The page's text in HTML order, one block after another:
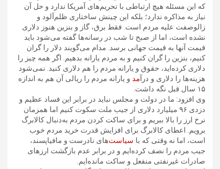
که این مسئله هیچ ارتباطی با تحریم‌های آمریکا ندارد و حل آن
نیاز به مذاکره ندارد؛ بلکه این چینش ساختاری ظلم‌آلود و
زالوصفت علیه مردم است. فقط برق، گاز و بنزین هنوز دلاری
نشده است، اما از صبح تا شب در رسانه‌ها گفته می‌شود باید
قیمت آنها به قیمت جهانی برسد. مدام می‌گویند دلار را گران
کنیم، بنزین را گران کنیم و به مردم یارانه بدهیم. اگر همه چیز را
دلاری کرده‌اید، حقوق و یارانه مردم را هم دلاری کنید. نمی‌شود
هزینه‌ها را دلاری و درآمد و یارانه مردم را ریالی آن هم به اندازه
۱۵ سال قبل نگه داشت.
وی افزود: ما در دولت و مجلس نباید در برابر این فساد عظیم و
دزدی ۹۶ میلیارد دلاری از جیب ملت سکوت کنیم اما همزمان
نرخ ارز را بالا ببریم و برای ساکت کردن مردم به‌دنبال کالابرگ
برویم. اعطای کالابرگ برای افزایش قدرت خرید مردم خوب
است، اما نه وقتی که با سیاست‌های نادرست و مافیاپسند،
جیب مردم را نصف کرده‌ایم و در برابر عدم بازگشت ارزهای
صادرات غیرنفتی منفعل و ساکت مانده‌ایم.